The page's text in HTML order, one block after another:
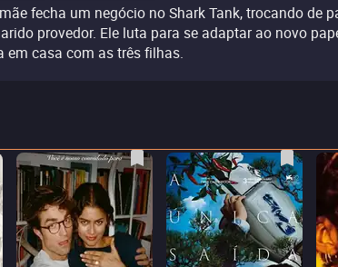
fecha um negócio no Shark Tank, trocando de
provedor. Ele luta para se adaptar ao novo
em casa com as três filhas.